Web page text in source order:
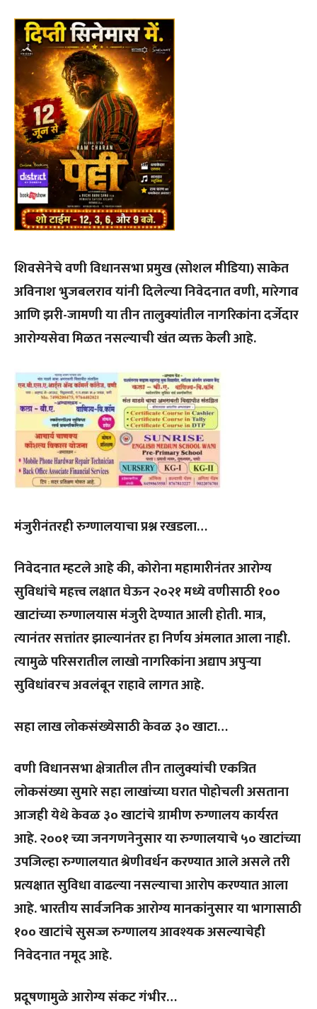
शिवसेनेचे वणी विधानसभा प्रमुख (सोशल मीडिया) साकेत
अविनाश भुजबलराव यांनी दिलेल्या निवेदनात वणी, मारेगाव
आणि झरी-जामणी या तीन तालुक्यांतील नागरिकांना दर्जेदार
आरोग्यसेवा मिळत नसल्याची खंत व्यक्त केली आहे.
मंजुरीनंतरही रुग्णालयाचा प्रश्न रखडला…
निवेदनात म्हटले आहे की, कोरोना महामारीनंतर आरोग्य
सुविधांचे महत्त्व लक्षात घेऊन २०२१ मध्ये वणीसाठी १००
खाटांच्या रुग्णालयास मंजुरी देण्यात आली होती. मात्र,
त्यानंतर सत्तांतर झाल्यानंतर हा निर्णय अंमलात आला नाही.
त्यामुळे परिसरातील लाखो नागरिकांना अद्याप अपुऱ्या
सुविधांवरच अवलंबून राहावे लागत आहे.
सहा लाख लोकसंख्येसाठी केवळ ३० खाटा…
वणी विधानसभा क्षेत्रातील तीन तालुक्यांची एकत्रित
लोकसंख्या सुमारे सहा लाखांच्या घरात पोहोचली असताना
आजही येथे केवळ ३० खाटांचे ग्रामीण रुग्णालय कार्यरत
आहे. २००१ च्या जनगणनेनुसार या रुग्णालयाचे ५० खाटांच्या
उपजिल्हा रुग्णालयात श्रेणीवर्धन करण्यात आले असले तरी
प्रत्यक्षात सुविधा वाढल्या नसल्याचा आरोप करण्यात आला
आहे. भारतीय सार्वजनिक आरोग्य मानकांनुसार या भागासाठी
१०० खाटांचे सुसज्ज रुग्णालय आवश्यक असल्याचेही
निवेदनात नमूद आहे.
प्रदूषणामुळे आरोग्य संकट गंभीर…